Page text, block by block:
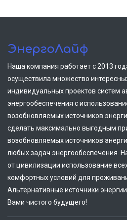
ЭнергоЛайф
Наша компания работает с 2013
осуществила множество
индивидуальных проектов систем
энергообеспечения с
возобновляемых источников
сделать максимально выгодным
возобновляемых источников
любых задач энергообеспечения.
от цивилизации использование
комфортных условий для
Альтернативные источники
Вами чистого будущего!